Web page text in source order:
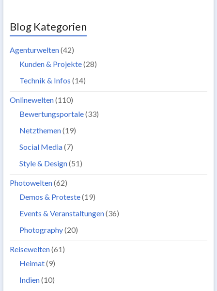
Blog Kategorien
Agenturwelten(42)
Kunden & Projekte(28)
Technik & Infos (14)
Onlinewelten(110)
Bewertungsportale(33)
Netzthemen(19)
Social Media(7)
Style & Design(51)
Photowelten(62)
Demos & Proteste(19)
Events & Veranstaltungen(36)
Photography(20)
Reisewelten(61)
Heimat(9)
Indien(10)